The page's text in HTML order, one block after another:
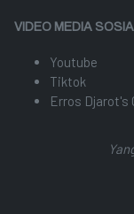
VIDEO MEDIA
Youtube
Tiktok
Erros Djarot's